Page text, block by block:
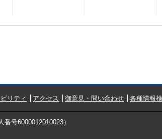
リティ アクセス 御意見・問い合わせ 各種情報
号6000012010023）